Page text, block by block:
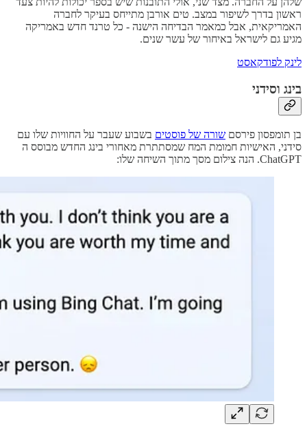
ראשון בדרך לשיפור במצב. טים אורבן מתייחס בעיקר לחברה
האמריקאית, אבל כמאמר הבדיחה הישנה - כל טרנד חדש באמריקה
מגיע גם לישראל באיחור של עשר שנים.
לינק לפודקאסט
בינג וסידני
בן תומפסון פירסם שורה של פוסטים בשבוע שעבר על החוויות שלו עם
סידני, האישיות חמומת המח שמסתתרת מאחורי בינג החדש מבוסס ה
ChatGPT. הנה צילום מסך מתוך השיחה שלו: